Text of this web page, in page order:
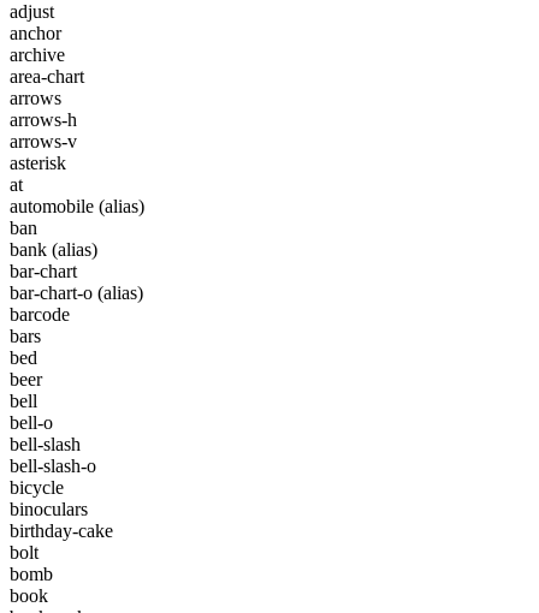
adjust
anchor
archive
area-chart
arrows
arrows-h
arrows-v
asterisk
at
automobile (alias)
ban
bank (alias)
bar-chart
bar-chart-o (alias)
barcode
bars
bed
beer
bell
bell-o
bell-slash
bell-slash-o
bicycle
binoculars
birthday-cake
bolt
bomb
book